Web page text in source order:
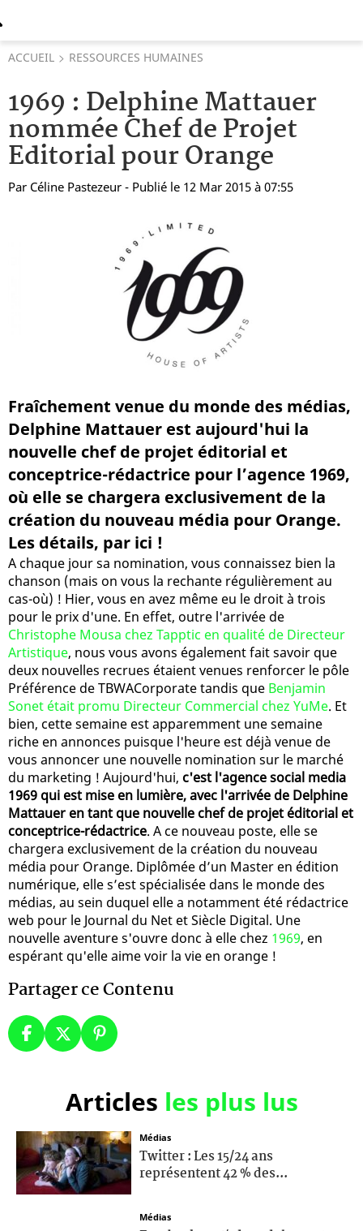
ACCUEIL RESSOURCES HUMAINES
1969 : Delphine Mattauer
nommée Chef de Projet
Editorial pour Orange
Par Céline Pastezeur - Publié le 12 Mar 2015 à 07:55
Fraîchement venue du monde des médias,
Delphine Mattauer est aujourd'hui la
nouvelle chef de projet éditorial et
conceptrice-rédactrice pour l’agence 1969,
où elle se chargera exclusivement de la
création du nouveau média pour Orange.
Les détails, par ici !
A chaque jour sa nomination, vous connaissez bien la
chanson (mais on vous la rechante régulièrement au
cas-où) ! Hier, vous en avez même eu le droit à trois
pour le prix d'une. En effet, outre l'arrivée de
Christophe Mousa chez Tapptic en qualité de Directeur
Artistique, nous vous avons également fait savoir que
deux nouvelles recrues étaient venues renforcer le pôle
Préférence de TBWACorporate tandis que Benjamin
Sonet était promu Directeur Commercial chez YuMe. Et
bien, cette semaine est apparemment une semaine
riche en annonces puisque l'heure est déjà venue de
vous annoncer une nouvelle nomination sur le marché
du marketing ! Aujourd'hui, c'est l'agence social media
1969 qui est mise en lumière, avec l'arrivée de Delphine
Mattauer en tant que nouvelle chef de projet éditorial et
conceptrice-rédactrice. A ce nouveau poste, elle se
chargera exclusivement de la création du nouveau
média pour Orange. Diplômée d’un Master en édition
numérique, elle s’est spécialisée dans le monde des
médias, au sein duquel elle a notamment été rédactrice
web pour le Journal du Net et Siècle Digital. Une
nouvelle aventure s'ouvre donc à elle chez 1969, en
espérant qu'elle aime voir la vie en orange !
Partager ce Contenu
Articles les plus lus
Médias
Twitter : Les 15/24 ans
représentent 42 % des...
Médias